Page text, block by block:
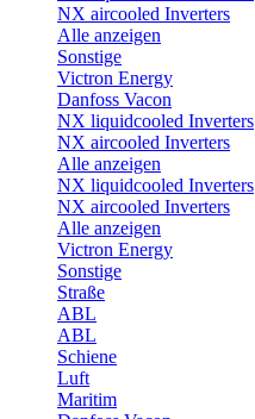
NX aircooled Inverters
Alle anzeigen
Sonstige
Victron Energy
Danfoss Vacon
NX liquidcooled Inverters
NX aircooled Inverters
Alle anzeigen
NX liquidcooled Inverters
NX aircooled Inverters
Alle anzeigen
Victron Energy
Sonstige
Straße
ABL
ABL
Schiene
Luft
Maritim